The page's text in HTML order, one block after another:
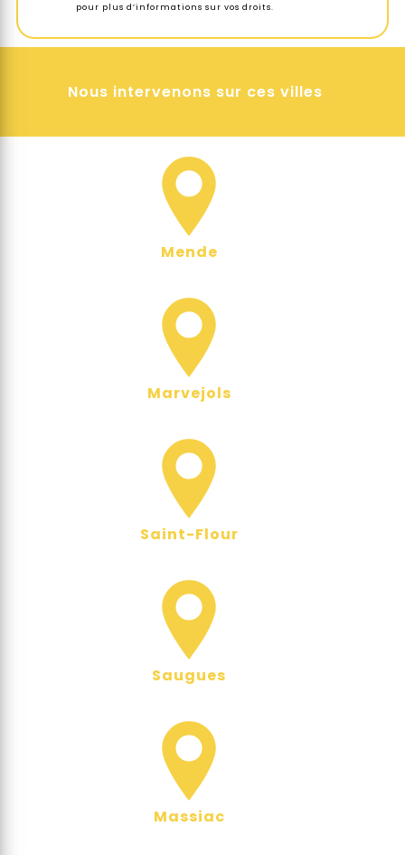
pour plus d’informations sur vos droits.
Nous intervenons sur ces villes
Mende
Marvejols
Saint-Flour
Saugues
Massiac